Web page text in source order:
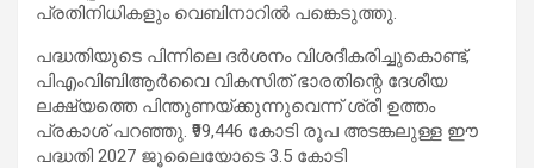
പ്രതിനിധികളും വെബിനാറിൽ പങ്കെടുത്തു.
പദ്ധതിയുടെ പിന്നിലെ ദർശനം വിശദീകരിച്ചുകൊണ്ട്,
പിഎംവിബിആർവൈ വികസിത് ഭാരതിന്റെ ദേശീയ
ലക്ഷ്യത്തെ പിന്തുണയ്ക്കുന്നുവെന്ന് ശ്രീ ഉത്തം
പ്രകാശ് പറഞ്ഞു. ₹99,446 കോടി രൂപ അടങ്കലുള്ള ഈ
പദ്ധതി 2027 ജൂലൈയോടെ 3.5 കോടി